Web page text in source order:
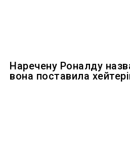
Наречену Роналду
вона поставила